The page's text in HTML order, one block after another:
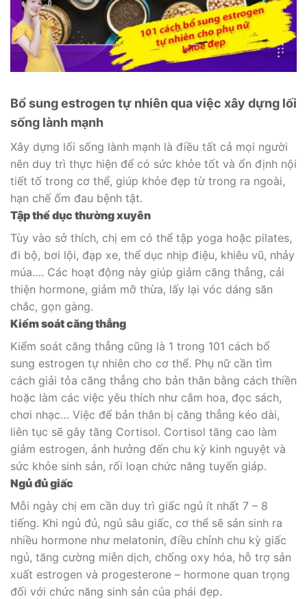
Bổ sung estrogen tự nhiên qua việc xây dựng lối
sống lành mạnh
Xây dựng lối sống lành mạnh là điều tất cả mọi người
nên duy trì thực hiện để có sức khỏe tốt và ổn định nội
tiết tố trong cơ thể, giúp khỏe đẹp từ trong ra ngoài,
hạn chế ốm đau bệnh tật.
Tập thể dục thường xuyên
Tùy vào sở thích, chị em có thể tập yoga hoặc pilates,
đi bộ, bơi lội, đạp xe, thể dục nhịp điệu, khiêu vũ, nhảy
múa…. Các hoạt động này giúp giảm căng thẳng, cải
thiện hormone, giảm mỡ thừa, lấy lại vóc dáng săn
chắc, gọn gàng.
Kiểm soát căng thẳng
Kiểm soát căng thẳng cũng là 1 trong 101 cách bổ
sung estrogen tự nhiên cho cơ thể. Phụ nữ cần tìm
cách giải tỏa căng thẳng cho bản thân bằng cách thiền
hoặc làm các việc yêu thích như cắm hoa, đọc sách,
chơi nhạc… Việc để bản thân bị căng thẳng kéo dài,
liên tục sẽ gây tăng Cortisol. Cortisol tăng cao làm
giảm estrogen, ảnh hưởng đến chu kỳ kinh nguyệt và
sức khỏe sinh sản, rối loạn chức năng tuyến giáp.
Ngủ đủ giấc
Mỗi ngày chị em cần duy trì giấc ngủ ít nhất 7 – 8
tiếng. Khi ngủ đủ, ngủ sâu giấc, cơ thể sẽ sản sinh ra
nhiều hormone như melatonin, điều chỉnh chu kỳ giấc
ngủ, tăng cường miễn dịch, chống oxy hóa, hỗ trợ sản
xuất estrogen và progesterone – hormone quan trọng
đối với chức năng sinh sản của phái đẹp.